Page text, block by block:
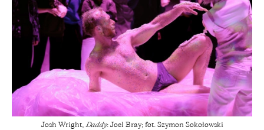
Josh Wright, Daddy: Joel Bray; fot. Szymon Sokołowski